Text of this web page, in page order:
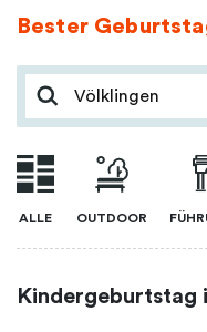
Bester
ALLE OUTDOOR
Kindergeburtstag